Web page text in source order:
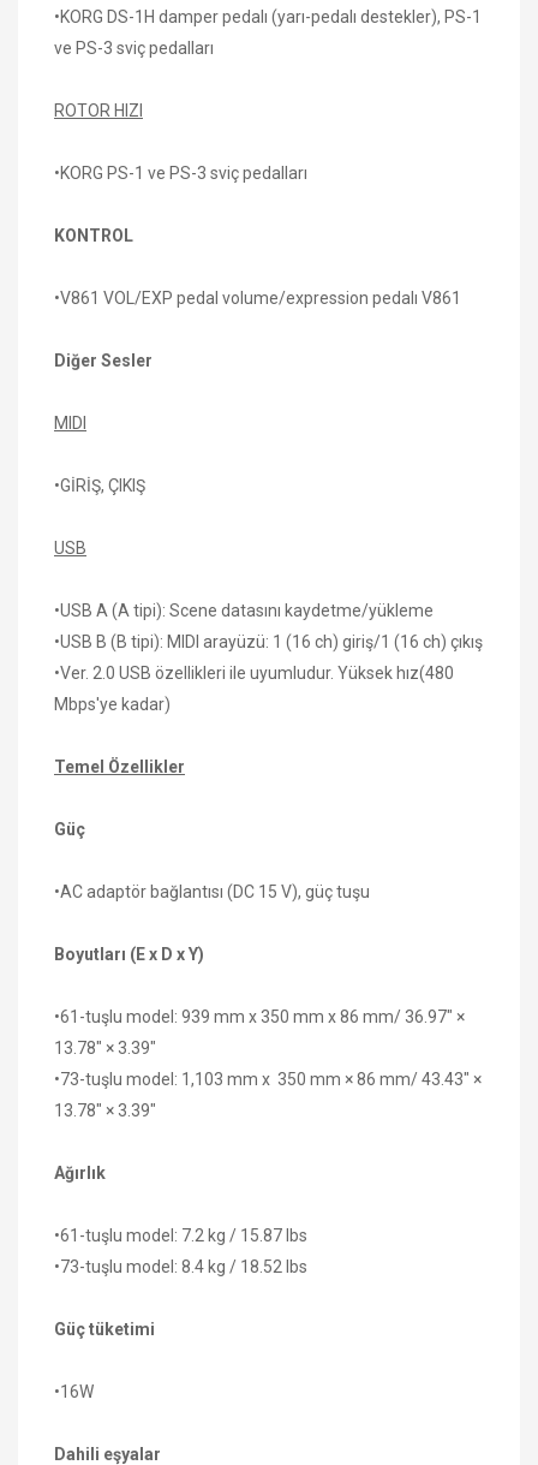
•KORG DS-1H damper pedalı (yarı-pedalı destekler), PS-1
ve PS-3 sviç pedalları
ROTOR HIZI
•KORG PS-1 ve PS-3 sviç pedalları
KONTROL
•V861 VOL/EXP pedal volume/expression pedalı V861
Diğer Sesler
MIDI
•GİRİŞ, ÇIKIŞ
USB
•USB A (A tipi): Scene datasını kaydetme/yükleme
•USB B (B tipi): MIDI arayüzü: 1 (16 ch) giriş/1 (16 ch) çıkış
•Ver. 2.0 USB özellikleri ile uyumludur. Yüksek hız(480
Mbps'ye kadar)
Temel Özellikler
Güç
•AC adaptör bağlantısı (DC 15 V), güç tuşu
Boyutları (E x D x Y)
•61-tuşlu model: 939 mm x 350 mm x 86 mm/ 36.97" ×
13.78" × 3.39"
•73-tuşlu model: 1,103 mm x 350 mm × 86 mm/ 43.43" ×
13.78" × 3.39"
Ağırlık
•61-tuşlu model: 7.2 kg / 15.87 lbs
•73-tuşlu model: 8.4 kg / 18.52 lbs
Güç tüketimi
•16W
Dahili eşyalar